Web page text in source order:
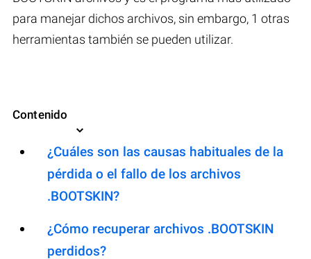
para manejar dichos archivos, sin embargo, 1 otras
herramientas también se pueden utilizar.
Contenido
¿Cuáles son las causas habituales de la
pérdida o el fallo de los archivos
.BOOTSKIN?
¿Cómo recuperar archivos .BOOTSKIN
perdidos?